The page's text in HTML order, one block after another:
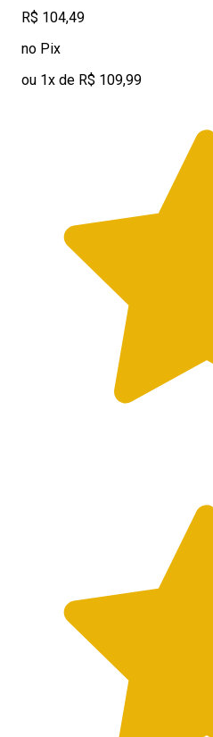
R$ 104,49
no Pix
ou 1x de R$ 109,99